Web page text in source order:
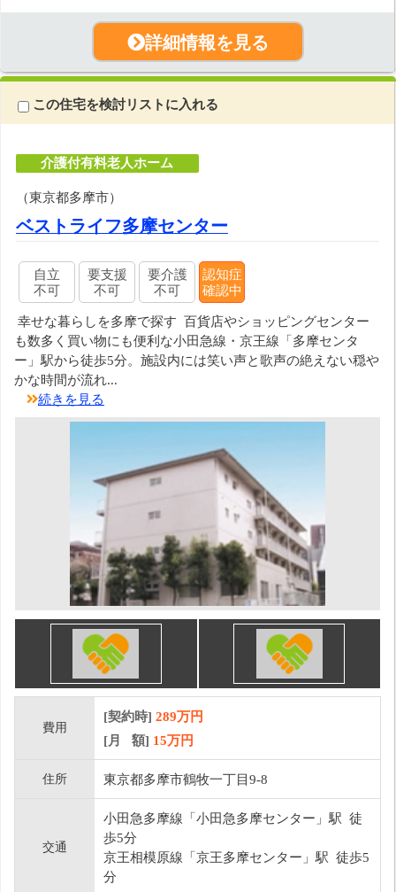
詳細情報を見る
この住宅を検討リストに入れる
介護付有料老人ホーム
（東京都多摩市）
ベストライフ多摩センター
自立
不可
要支援
不可
要介護
不可
認知症
確認中
幸せな暮らしを多摩で探す 百貨店やショッピングセンター
も数多く買い物にも便利な小田急線・京王線「多摩センタ
ー」駅から徒歩5分。施設内には笑い声と歌声の絶えない穏や
かな時間が流れ...
続きを見る
費用
[契約時] 289万円
[月 額] 15万円
住所 東京都多摩市鶴牧一丁目9-8
交通
小田急多摩線「小田急多摩センター」駅 徒
歩5分
京王相模原線「京王多摩センター」駅 徒歩5
分